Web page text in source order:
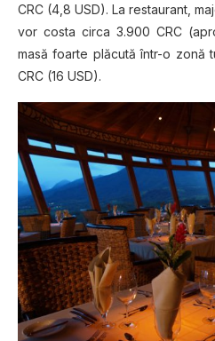
CRC (4,8 USD). La restaurant,
vor costa circa 3.900 CRC
masă foarte plăcută într-o zonă
CRC (16 USD).